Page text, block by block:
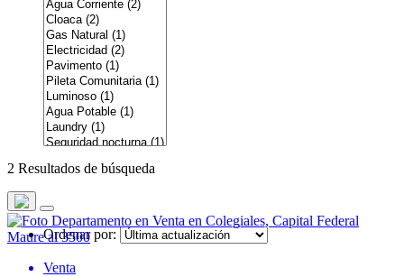
2 Resultados de búsqueda
Ordenar por:
Venta